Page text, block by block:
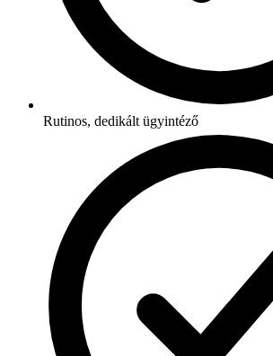
Rutinos, dedikált ügyintéző